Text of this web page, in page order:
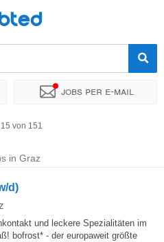
Jobs per e-mail
von 151
in Graz
d)
und leckere Spezialitäten im
bofrost* - der europaweit größte